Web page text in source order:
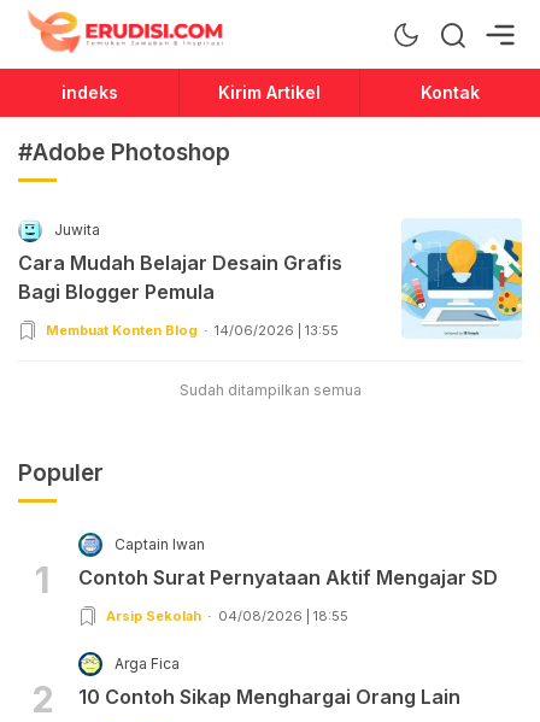
Erudisi
Temukan Jawaban dan Inspirasi
indeks Kirim Artikel Kontak
#Adobe Photoshop
Juwita
Cara Mudah Belajar Desain Grafis
Bagi Blogger Pemula
Membuat Konten Blog 14/06/2026 | 13:55
Sudah ditampilkan semua
Populer
1
Captain Iwan
Contoh Surat Pernyataan Aktif Mengajar SD
Arsip Sekolah 04/08/2026 | 18:55
2
Arga Fica
10 Contoh Sikap Menghargai Orang Lain